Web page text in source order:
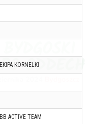
EKIPA KORNELKI
BB ACTIVE TEAM